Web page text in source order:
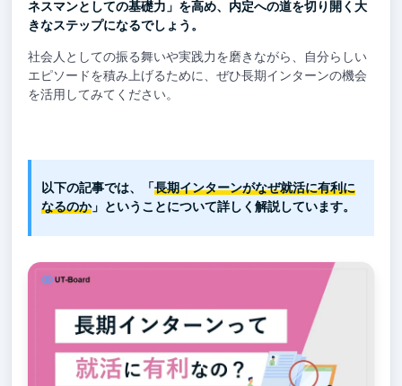
ネスマンとしての基礎力」を高め、内定への道を切り開く大
きなステップになるでしょう。
社会人としての振る舞いや実践力を磨きながら、自分らしい
エピソードを積み上げるために、ぜひ長期インターンの機会
を活用してみてください。
以下の記事では、「長期インターンがなぜ就活に有利に
なるのか」ということについて詳しく解説しています。